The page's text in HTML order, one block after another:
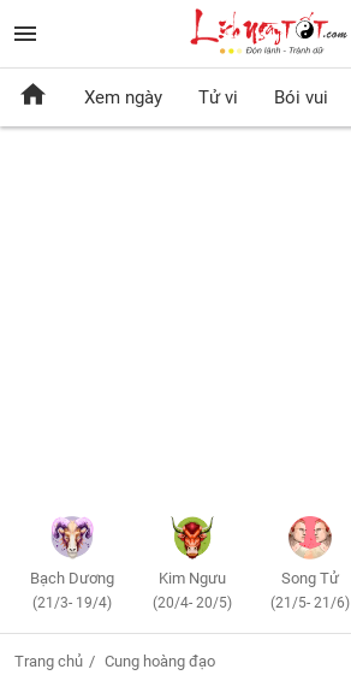
Xem ngày Tử vi Bói vui
Bạch Dương
(21/3- 19/4)
Kim Ngưu
(20/4- 20/5)
Song Tử
(21/5- 21/6)
Trang chủ Cung hoàng đạo